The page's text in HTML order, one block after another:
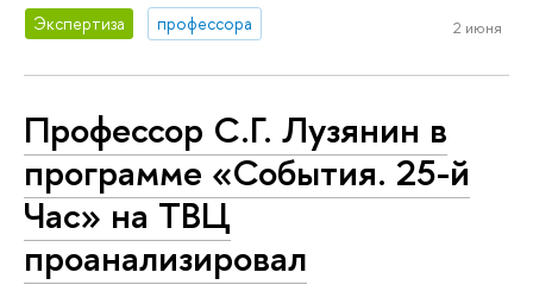
Экспертиза профессора 2 июня
Профессор С.Г. Лузянин в
программе «События. 25-й
Час» на ТВЦ
проанализировал